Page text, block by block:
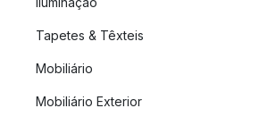
Tapetes & Têxteis
Mobiliário
Mobiliário Exterior